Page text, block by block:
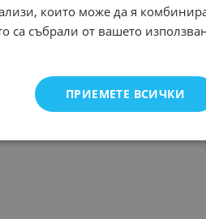
които може да я
са събрали от вашето
ПРИЕМЕТЕ ВСИЧКИ